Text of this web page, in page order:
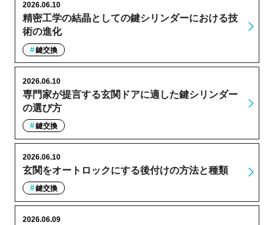
精密工学の結晶としての鍵シリンダーにおける技
術の進化
2026.06.10
鍵交換
専門家が提言する玄関ドアに適した鍵シリンダー
の選び方
2026.06.10
鍵交換
玄関をオートロックにする後付けの方法と種類
2026.06.10
鍵交換
2026.06.09